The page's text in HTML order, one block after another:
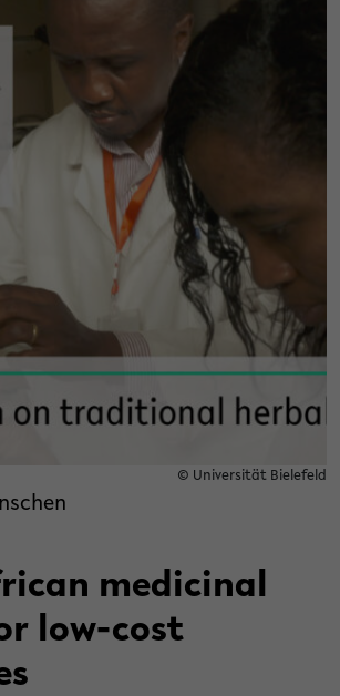
© Universität Bielefeld
medicinal
low-cost